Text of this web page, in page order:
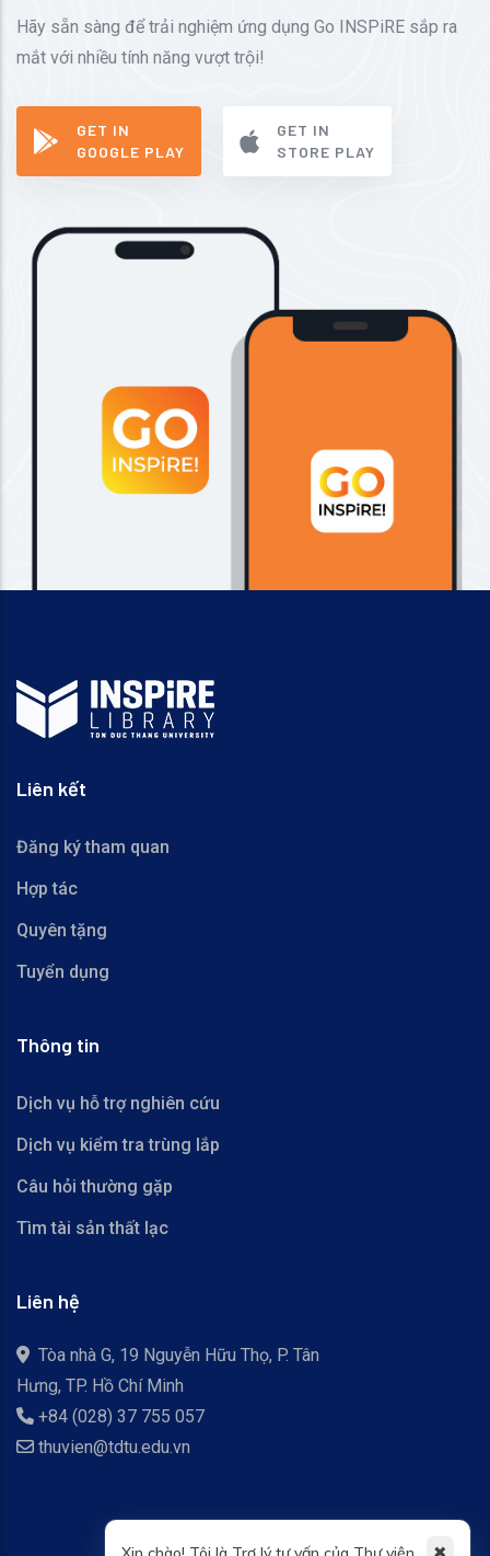
Hãy sẵn sàng để trải nghiệm ứng dụng Go INSPiRE sắp ra
mắt với nhiều tính năng vượt trội!
GET IN
GOOGLE PLAY
GET IN
STORE PLAY
Liên kết
Đăng ký tham quan
Hợp tác
Quyên tặng
Tuyển dụng
Thông tin
Dịch vụ hỗ trợ nghiên cứu
Dịch vụ kiểm tra trùng lắp
Câu hỏi thường gặp
Tìm tài sản thất lạc
Liên hệ
Tòa nhà G, 19 Nguyễn Hữu Thọ, P. Tân
Hưng, TP. Hồ Chí Minh
+84 (028) 37 755 057
thuvien@tdtu.edu.vn